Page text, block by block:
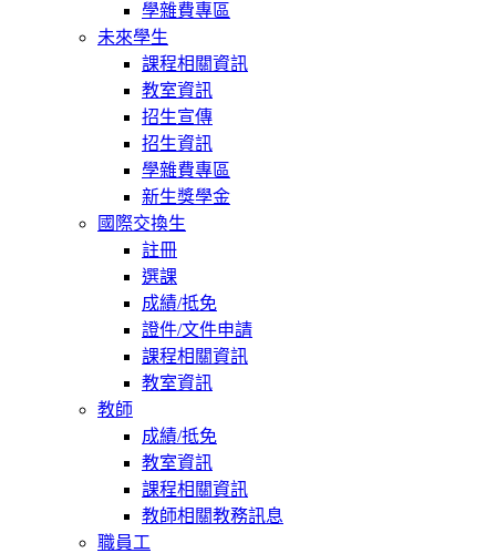
學雜費專區
未來學生
課程相關資訊
教室資訊
招生宣傳
招生資訊
學雜費專區
新生獎學金
國際交換生
註冊
選課
成績/抵免
證件/文件申請
課程相關資訊
教室資訊
教師
成績/抵免
教室資訊
課程相關資訊
教師相關教務訊息
職員工